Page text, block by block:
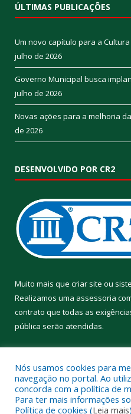
ÚLTIMAS PUBLICAÇÕES
Um novo capítulo para a
julho de 2026
Governo Municipal busca
julho de 2026
Novas ações para a melhoria
de 2026
DESENVOLVIDO POR CR2
Muito mais que criar site ou
Realizamos uma assessoria
contrato que todas as
pública serão atendidas.
Nós usamos cookies para
navegação no portal. Ao
concorda com a política de
Para ter mais informações
Política de cookies (Leia mais